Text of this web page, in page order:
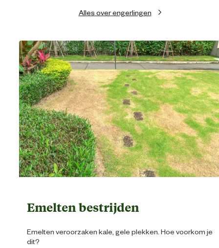
Alles over engerlingen
Emelten bestrijden
Emelten veroorzaken kale, gele plekken. Hoe voorkom je
dit?